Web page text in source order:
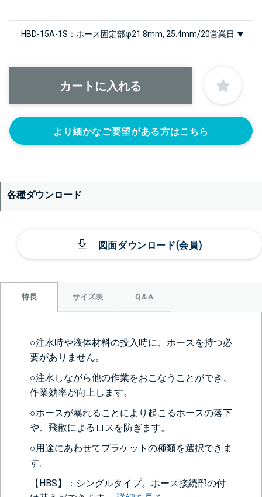
より細かなご要望がある方はこちら
各種ダウンロード
図面ダウンロード(会員)
特長 サイズ表 Q＆A
○注水時や液体材料の投入時に、ホースを持つ必
要がありません。
○注水しながら他の作業をおこなうことができ、
作業効率が向上します。
○ホースが暴れることにより起こるホースの落下
や、飛散によるロスを防ぎます。
○用途にあわせてブラケットの種類を選択できま
す。
【HBS】：シングルタイプ。ホース接続部の付